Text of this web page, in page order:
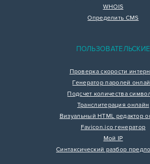
WHOIS
Определить CMS
ПОЛЬЗОВАТЕЛЬСКИЕ
Проверка скорости
Генератор паролей
Подсчет количества
Транслитерация онлайн
Визуальный HTML редактор
Favicon.ico генератор
Мой IP
Синтаксический разбор